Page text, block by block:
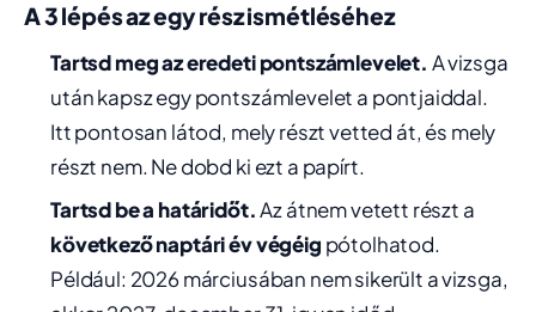
A 3 lépés az egy rész ismétléséhez
Tartsd meg az eredeti pontszámlevelet. A vizsga
után kapsz egy pontszámlevelet a pontjaiddal.
Itt pontosan látod, mely részt vetted át, és mely
részt nem. Ne dobd ki ezt a papírt.
Tartsd be a határidőt.Az átnem vetett részt a
következő naptári év végéig pótolhatod.
Például: 2026 márciusában nem sikerült a vizsga,